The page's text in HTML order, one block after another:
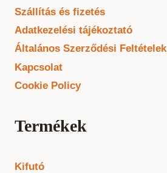
Szállítás és fizetés
Adatkezelési tájékoztató
Általános Szerződési Feltételek
Kapcsolat
Cookie Policy
Termékek
Kifutó